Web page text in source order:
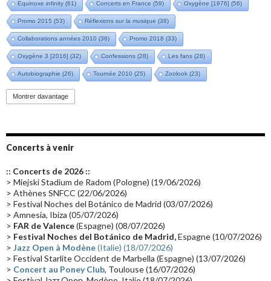
Equinoxe infinity(61) Concerts en France (59) Oxygène [1976] (56)
Promo 2015 (53) Réflexions sur la musique (38)
Collaborations années 2010 (36) Promo 2018 (33)
Oxygène 3 [2016] (32) Confessions (28) Les fans (28)
Autobiographie (26) Tournée 2010 (25) Zoolook (23)
Promo 2019(23)
Groupe de Recherche Musicale
Passages radio Vidéo Jarrecast (16) Synthé 80's
Les concerts en Chine(16) Cinéma
Synthé Roland(15) Belgique(15)
(14) Astronomie (14)
Tournée 2025(14) 2024(14) Chine(13)
Montrer davantage
Concerts à venir
:: Concerts de 2026 ::
> Miejski Stadium de Radom (Pologne) (19/06/2026)
> Athènes SNFCC (22/06/2026)
> Festival Noches del Botánico de Madrid (03/07/2026)
> Amnesia, Ibiza (05/07/2026)
> FAR de Valence(Espagne) (08/07/2026)
> Festival Noches del Botánico de Madrid,Espagne (10/07/2026)
> Jazz Open à Modène(Italie) (18/07/2026)
> Festival Starlite Occident de Marbella (Espagne) (13/07/2026)
> Concert au Poney Club, Toulouse (16/07/2026)